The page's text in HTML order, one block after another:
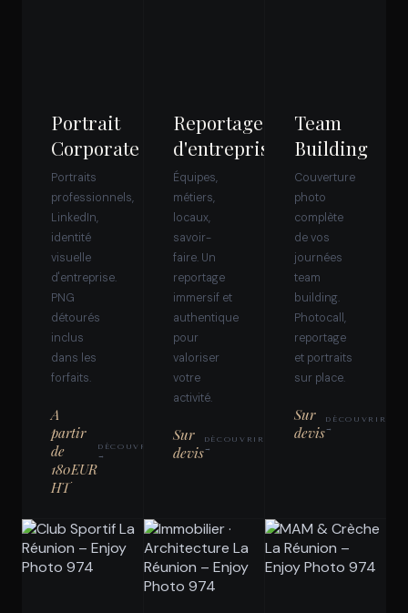
Portrait
Corporate
Portraits
professionnels,
LinkedIn,
identité
visuelle
d'entreprise.
PNG
détourés
inclus
dans les
forfaits.
A
partir
de
180EUR
HT
DÉCOUVRIR
→
Reportage
d'entreprise
Équipes,
métiers,
locaux,
savoir-
faire. Un
reportage
immersif et
authentique
pour
valoriser
votre
activité.
Sur
devis
DÉCOUVRIR
→
Team
Building
Couverture
photo
complète
de vos
journées
team
building.
Photocall,
reportage
et portraits
sur place.
Sur
devis
DÉCOUVRIR
→